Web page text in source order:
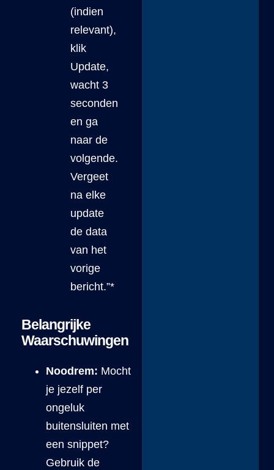
(indien
relevant),
klik
Update,
wacht 3
seconden
en ga
naar de
volgende.
Vergeet
na elke
update
de data
van het
vorige
bericht.”*
Belangrijke
Waarschuwingen
Noodrem: Mocht
je jezelf per
ongeluk
buitensluiten met
een snippet?
Gebruik de